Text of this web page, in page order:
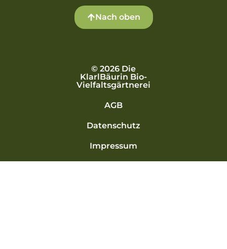
Nach oben
© 2026 Die
KlarlBäurin Bio-
Vielfaltsgärtnerei
AGB
Datenschutz
Impressum